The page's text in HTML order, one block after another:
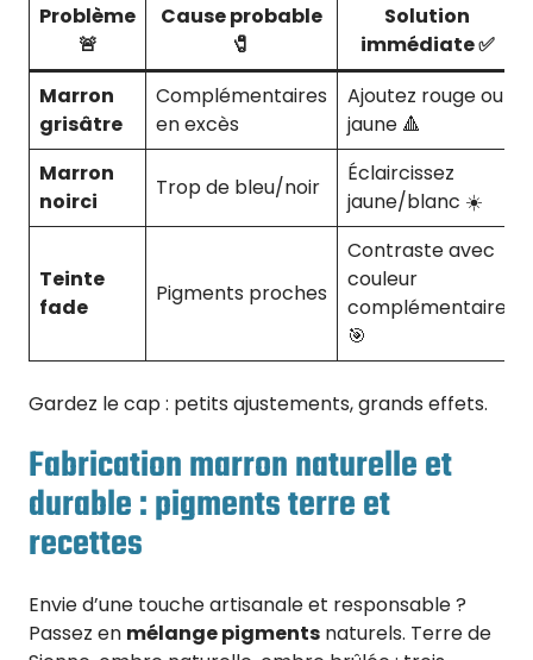
Problème
🚨
Cause probable
🧷
Solution
immédiate ✅
Marron
grisâtre
Complémentaires
en excès
Ajoutez rouge ou
jaune 🔺
Marron
noirci
Trop de bleu/noir
Éclaircissez
jaune/blanc ☀️
Teinte
fade
Pigments proches
Contraste avec
couleur
complémentaire
🎯
Gardez le cap : petits ajustements, grands effets.
Fabrication marron naturelle et
durable : pigments terre et
recettes
Envie d’une touche artisanale et responsable ?
Passez en mélange pigments naturels. Terre de